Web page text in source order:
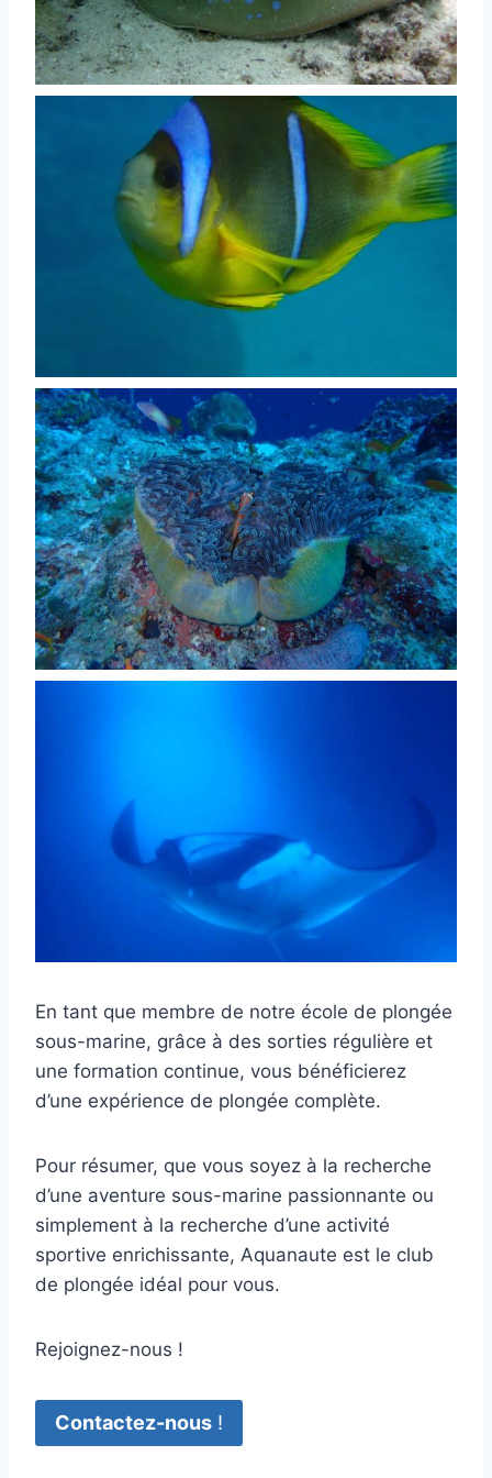
En tant que membre de notre école de plongée
sous-marine, grâce à des sorties régulière et
une formation continue, vous bénéficierez
d’une expérience de plongée complète.
Pour résumer, que vous soyez à la recherche
d’une aventure sous-marine passionnante ou
simplement à la recherche d’une activité
sportive enrichissante, Aquanaute est le club
de plongée idéal pour vous.
Rejoignez-nous !
Contactez-nous !